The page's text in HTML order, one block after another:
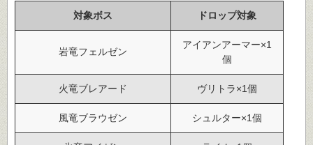
対象ボス ドロップ対象
岩竜フェルゼン
アイアンアーマー×1
個
火竜ブレアード ヴリトラ×1個
風竜ブラウゼン シュルター×1個